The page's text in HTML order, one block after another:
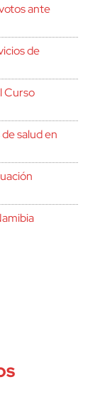
ante
de
Curso
salud en